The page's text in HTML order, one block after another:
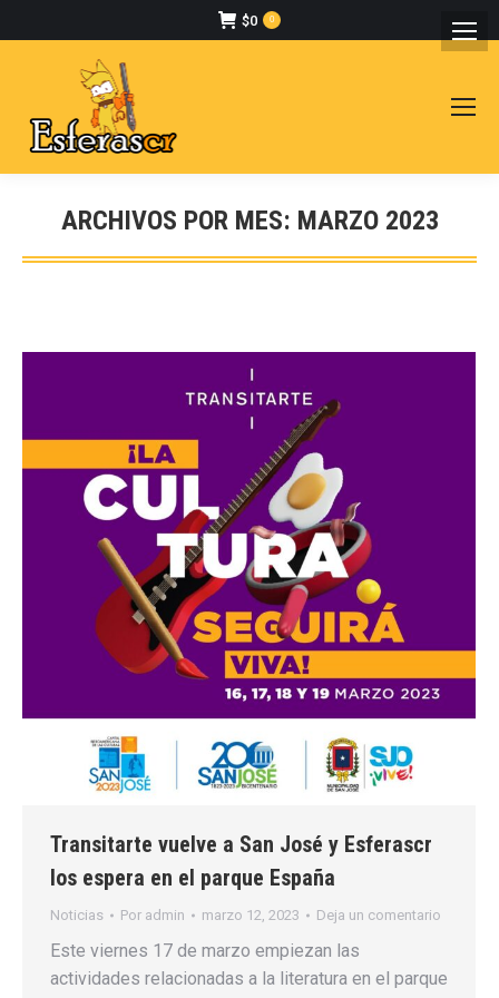
$0 0
ARCHIVOS POR MES: MARZO 2023
Estás aquí:
Transitarte vuelve a San José y Esferascr
los espera en el parque España
Noticias Por admin marzo 12, 2023 Deja un comentario
Este viernes 17 de marzo empiezan las
actividades relacionadas a la literatura en el parque